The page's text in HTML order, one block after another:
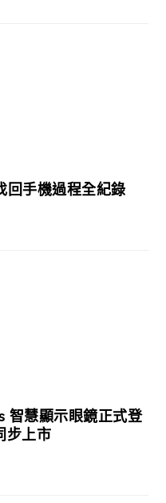
回手機過程全紀錄
智慧顯示眼鏡正式登
步上市